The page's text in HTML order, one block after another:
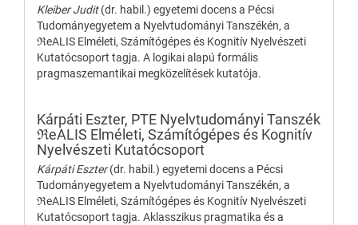
Kleiber Judit(dr. habil.) egyetemi docens a Pécsi
Tudományegyetem a Nyelvtudományi Tanszékén, a
ℜeALIS Elméleti, Számítógépes és Kognitív Nyelvészeti
Kutatócsoport tagja. A logikai alapú formális
pragmaszemantikai megközelítések kutatója.
Kárpáti Eszter, PTE Nyelvtudományi Tanszék
ℜeALIS Elméleti, Számítógépes és Kognitív
Nyelvészeti Kutatócsoport
Kárpáti Eszter(dr. habil.) egyetemi docens a Pécsi
Tudományegyetem a Nyelvtudományi Tanszékén, a
ℜeALIS Elméleti, Számítógépes és Kognitív Nyelvészeti
Kutatócsoport tagja. Aklasszikus pragmatika és a